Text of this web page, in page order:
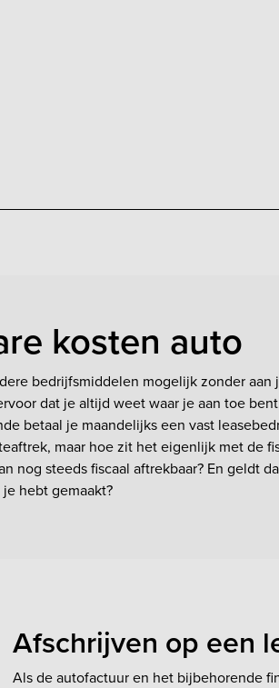
kosten auto
bedrijfsmiddelen mogelijk zonder aan
dat je altijd weet waar je aan toe
betaal je maandelijks een vast
maar hoe zit het eigenlijk met de
nog steeds fiscaal aftrekbaar? En geldt
hebt gemaakt?
Afschrijven op een
Als de autofactuur en het bijbehorende